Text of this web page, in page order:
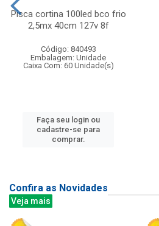
Pisca cortina 100led bco frio
2,5mx 40cm 127v 8f
Código: 840493
Embalagem: Unidade
Caixa Com: 60 Unidade(s)
Faça seu login ou
cadastre-se para
comprar.
Confira as Novidades
Veja mais